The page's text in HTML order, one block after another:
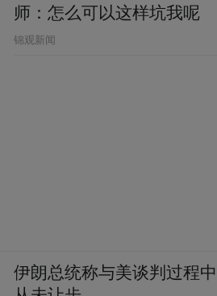
师：怎么可以这样坑我呢
锦观新闻
伊朗总统称与美谈判过程中